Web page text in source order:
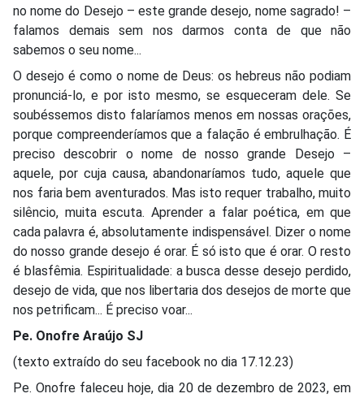
no nome do Desejo – este grande desejo, nome sagrado! –
falamos demais sem nos darmos conta de que não
sabemos o seu nome...
O desejo é como o nome de Deus: os hebreus não podiam
pronunciá-lo, e por isto mesmo, se esqueceram dele. Se
soubéssemos disto falaríamos menos em nossas orações,
porque compreenderíamos que a falação é embrulhação. É
preciso descobrir o nome de nosso grande Desejo –
aquele, por cuja causa, abandonaríamos tudo, aquele que
nos faria bem aventurados. Mas isto requer trabalho, muito
silêncio, muita escuta. Aprender a falar poética, em que
cada palavra é, absolutamente indispensável. Dizer o nome
do nosso grande desejo é orar. É só isto que é orar. O resto
é blasfêmia. Espiritualidade: a busca desse desejo perdido,
desejo de vida, que nos libertaria dos desejos de morte que
nos petrificam... É preciso voar...
Pe. Onofre Araújo SJ
(texto extraído do seu facebook no dia 17.12.23)
Pe. Onofre faleceu hoje, dia 20 de dezembro de 2023, em